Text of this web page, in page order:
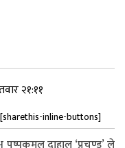
२१:११
[sharethis-inline-buttons]